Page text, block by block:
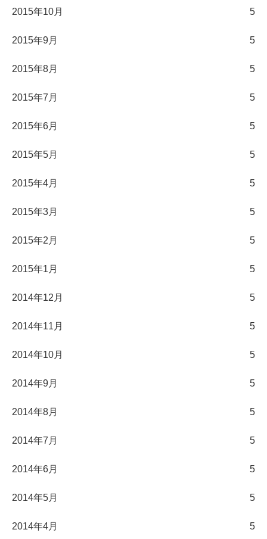
2015年10月 5
2015年9月 5
2015年8月 5
2015年7月 5
2015年6月 5
2015年5月 5
2015年4月 5
2015年3月 5
2015年2月 5
2015年1月 5
2014年12月 5
2014年11月 5
2014年10月 5
2014年9月 5
2014年8月 5
2014年7月 5
2014年6月 5
2014年5月 5
2014年4月 5